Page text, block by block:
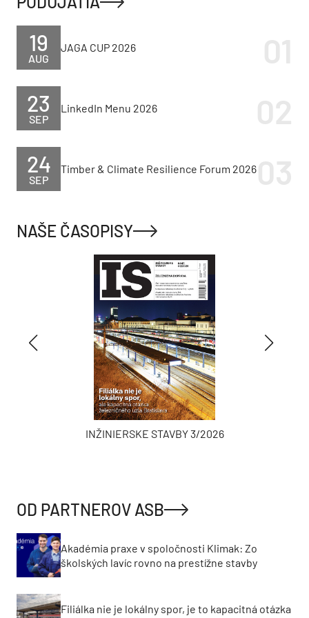
AUG
19 JAGA CUP 2026
SEP
23 LinkedIn Menu 2026
SEP
24 Timber & Climate Resilience Forum 2026
NAŠE ČASOPISY
INŽINIERSKE STAVBY 3/2026
OD PARTNEROV ASB
Akadémia praxe v spoločnosti Klimak: Zo
školských lavíc rovno na prestížne stavby
Filiálka nie je lokálny spor, je to kapacitná otázka